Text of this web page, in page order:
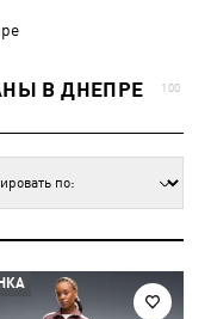
В ДНЕПРЕ
100